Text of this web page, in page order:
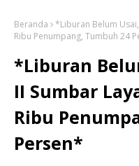
Beranda
*Liburan Belum
Ribu Penumpang, Tumbuh 24
*Liburan
II Sumbar
Ribu
Persen*